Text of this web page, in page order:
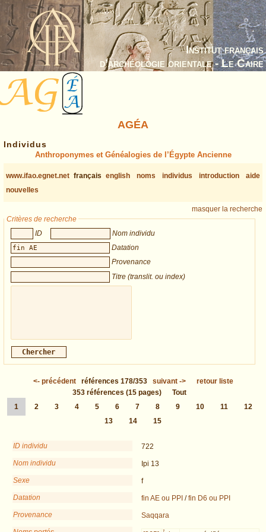
Institut français
d’archéologie orientale - Le Caire
AGÉA
Individus
Anthroponymes et Généalogies de l’Égypte Ancienne
www.ifao.egnet.net français english noms individus introduction
aide
nouvelles
masquer la recherche
Critères de recherche
ID
Nom individu
Datation
Provenance
Titre (translit. ou index)
<- précédent références 178/353 suivant->
retour liste
353 références (15 pages)
Tout
1
2 3 4 5 6 7 8 9 10 11
12
13
14 15
ID individu
722
Nom individu
Ipi 13
Sexe
f
Datation
fin AE ou PPI /fin D6 ou PPI
Provenance
Saqqara